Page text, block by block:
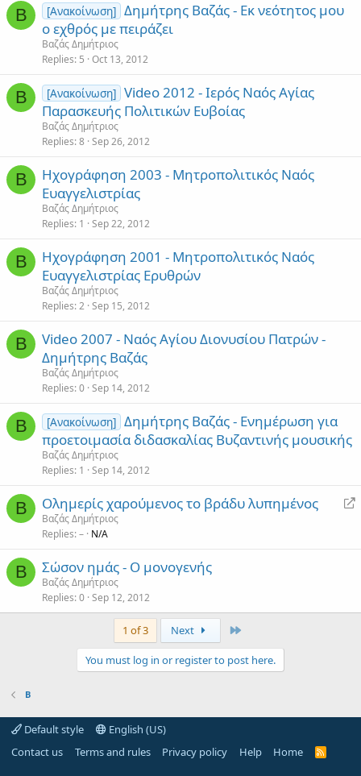
Β [Ανακοίνωση] Δημήτρης Βαζάς - Εκ νεότητος μου
ο εχθρός με πειράζει
Βαζάς Δημήτριος
Replies 5 Oct 13, 2012
Β [Ανακοίνωση] Video 2012 - Ιερός Ναός Αγίας
Παρασκευής Πολιτικών Ευβοίας
Βαζάς Δημήτριος
Replies 8 Sep 26, 2012
Β
Ηχογράφηση 2003 - Μητροπολιτικός Ναός
Ευαγγελιστρίας
Βαζάς Δημήτριος
Replies 1 Sep 22, 2012
Β
Ηχογράφηση 2001 - Μητροπολιτικός Ναός
Ευαγγελιστρίας Ερυθρών
Βαζάς Δημήτριος
Replies 2 Sep 15, 2012
Β
Video 2007 - Ναός Αγίου Διονυσίου Πατρών -
Δημήτρης Βαζάς
Βαζάς Δημήτριος
Replies 0 Sep 14, 2012
Β [Ανακοίνωση] Δημήτρης Βαζάς - Ενημέρωση για
προετοιμασία διδασκαλίας Βυζαντινής μουσικής
Βαζάς Δημήτριος
Replies 1 Sep 14, 2012
Β
R
Ολημερίς χαρούμενος το βράδυ λυπημένος
Βαζάς Δημήτριος
Replies – N/A
Β Σώσον ημάς - Ο μονογενής
Βαζάς Δημήτριος
Replies 0 Sep 12, 2012
1 of 3 Next
You must log in or register to post here.
Β
Default style
English (US)
Contact us
Terms and rules Privacy policy Help Home
R